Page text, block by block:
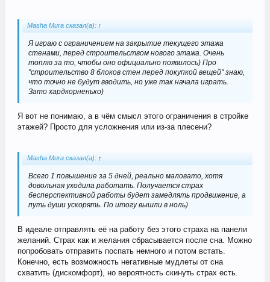
Masha Mura сказал(а): ↑
Я играю с ограничением на закрытие текущего этажа
стенами, перед строительством нового этажа. Очень
топлю за то, чтобы оно официально появилось) Про
"строительство 8 блоков стен перед покупкой вещей" знаю,
что точно не будут вводить, но уже так начала играть.
Зато хардкорненько)
Я вот не понимаю, а в чём смысл этого ограничения в стройке
этажей? Просто для усложнения или из-за плесени?
Masha Mura сказал(а): ↑
Всего 1 повышение за 5 дней, реально маловато, хотя
довольная уходила работать. Получается страх
бесперспективной работы будет замедлять продвижение, а
путь души ускорять. По итогу вышли в ноль)
В идеале отправлять её на работу без этого страха на панели
желаний. Страх как и желания сбрасывается после сна. Можно
попробовать отправить поспать немного и потом встать.
Конечно, есть возможность негативные мудлеты от сна
схватить (дискомфорт), но вероятность скинуть страх есть.